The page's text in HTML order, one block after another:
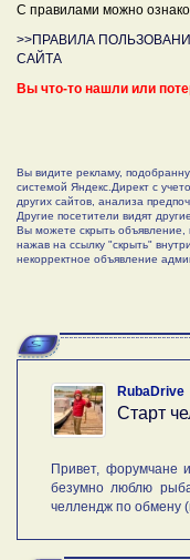
С правилами можно
>>ПРАВИЛА
САЙТА
Вы что-то нашли или
Вы видите рекламу,
системой Яндекс.Директ с
других сайтов, анализа
Другие посетители видят
Вы можете скрыть объявление,
нажав на ссылку "скрыть"
некорректное объявление
RubaDrive
Старт
Привет, форумчане
безумно люблю
челлендж по обмену